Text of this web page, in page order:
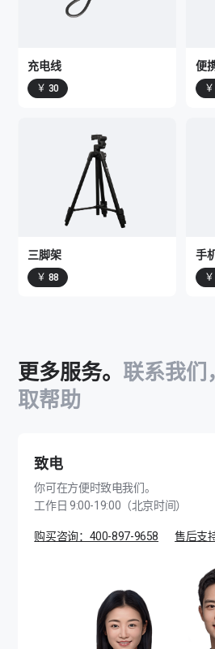
充电线
￥ 30
便
三脚架
￥ 88
手
更多服务。 联系我们
取帮助
致电
你可在方便时致电我们。
工作日 9:00-19:00（北京时间）
购买咨询：400-897-9658 售后支